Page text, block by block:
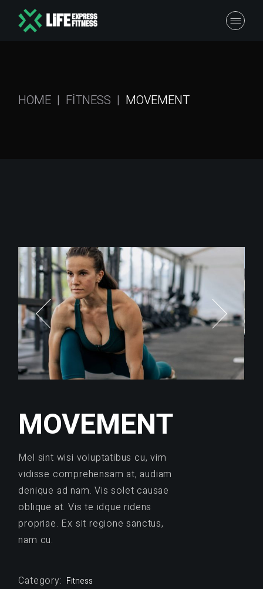
HOME FITNESS MOVEMENT
MOVEMENT
Mel sint wisi voluptatibus cu, vim
vidisse comprehensam at, audiam
denique ad nam. Vis solet causae
oblique at. Vis te idque ridens
propriae. Ex sit regione sanctus,
nam cu.
Category: Fitness